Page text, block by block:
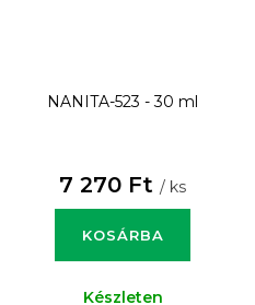
NANITA-523 - 30 ml
7 270 Ft / ks
KOSÁRBA
Készleten